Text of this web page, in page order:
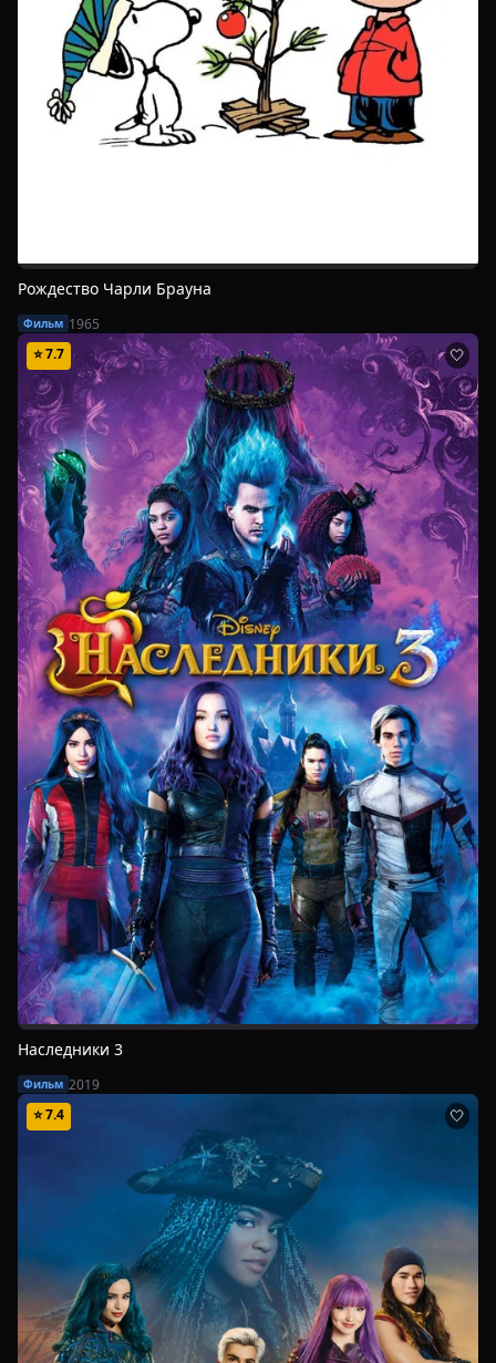
Рождество Чарли Брауна
Фильм 1965
⭐7.7 🤍
Наследники 3
Фильм 2019
⭐7.4 🤍